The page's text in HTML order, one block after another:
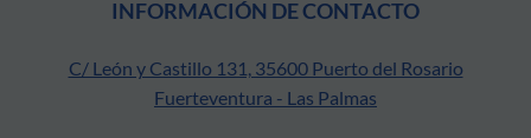
INFORMACIÓN DE CONTACTO
C/ León y Castillo 131, 35600 Puerto del Rosario
Fuerteventura - Las Palmas